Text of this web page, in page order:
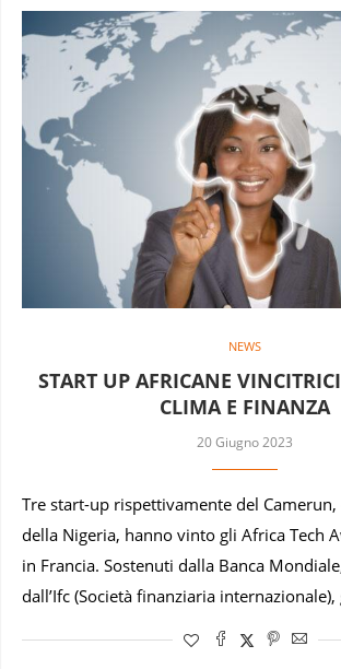
NEWS
START UP AFRICANE
CLIMA E FINANZA
20 Giugno 2023
Tre start-up rispettivamente del Camerun,
della Nigeria, hanno vinto gli Africa Tech
in Francia. Sostenuti dalla Banca
dall’Ifc (Società finanziaria